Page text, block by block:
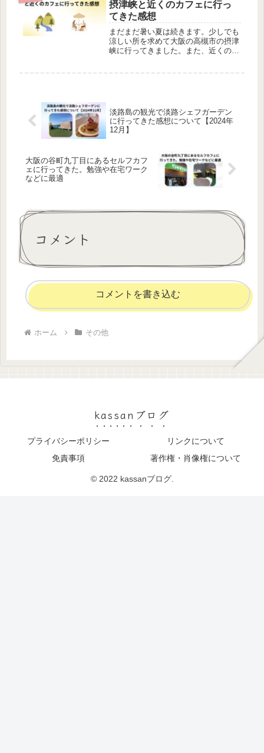
摂津峡と近くのカフェに行っ
てきた感想
まだまだ暑い夏は続きます。少しでも
涼しい所を求めて大阪の高槻市の摂津
峡に行ってきました。また、近くのカ
淡路島の観光で淡路シェフガーデン
に行ってきた感想について【2024年
12月】
大阪の谷町九丁目にあるセルフカフ
ェに行ってきた。勉強や在宅ワーク
などに最適
コメント
コメントを書き込む
ホーム その他
kassanブログ
プライバシーポリシー
リンクについて
免責事項
著作権・肖像権について
© 2022 kassanブログ.